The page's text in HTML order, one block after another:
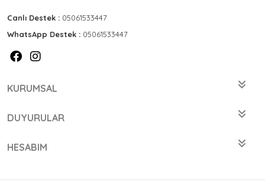
Canlı Destek : 05061533447
WhatsApp Destek : 05061533447
KURUMSAL
DUYURULAR
HESABIM